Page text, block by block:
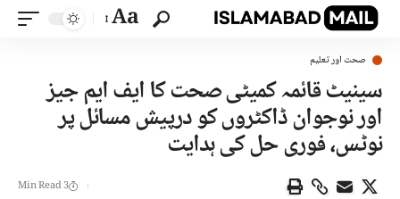
Aa
صحت اور تعلیم
سینیٹ قائمہ کمیٹی صحت کا ایف ایم جیز
اور نوجوان ڈاکٹروں کو درپیش مسائل پر
نوٹس، فوری حل کی ہدایت
3 Min Read